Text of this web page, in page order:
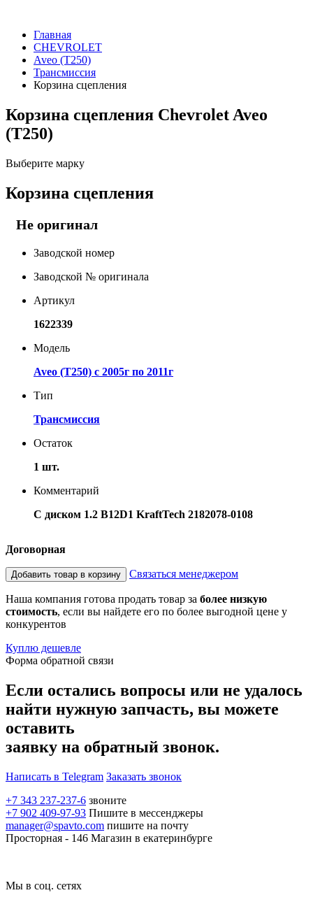
Главная
CHEVROLET
Aveo (T250)
Трансмиссия
Корзина сцепления
Корзина сцепления Chevrolet Aveo
(T250)
Выберите марку
Корзина сцепления
Не оригинал
Заводской номер
Заводской № оригинала
Артикул
1622339
Модель
Aveo (T250) с 2005г по 2011г
Тип
Трансмиссия
Остаток
1 шт.
Комментарий
С диском 1.2 B12D1 KraftTech 2182078-0108
Договорная
Добавить товар в корзину Связаться менеджером
Наша компания готова продать товар за более низкую
стоимость, если вы найдете его по более выгодной цене у
конкурентов
Куплю дешевле
Форма обратной связи
Если остались вопросы или не удалось
найти нужную запчасть, вы можете
оставить
заявку на обратный звонок.
Написать в Telegram Заказать звонок
+7 343 237-237-6 звоните
+7 902 409-97-93 Пишите в мессенджеры
manager@spavto.com пишите на почту
Просторная - 146 Магазин в екатеринбурге
Мы в соц. сетях